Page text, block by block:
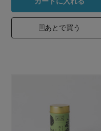
あとで買う